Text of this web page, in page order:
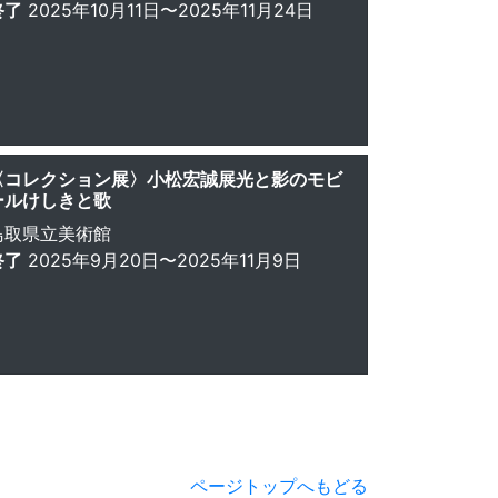
了 2025年10月11日〜2025年11月24日
コレクション展〉小松宏誠展光と影のモビ
ルけしきと歌
取県立美術館
了 2025年9月20日〜2025年11月9日
ページトップへもどる